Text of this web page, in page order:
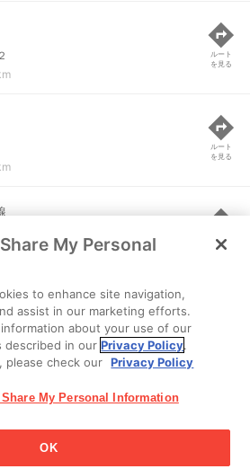
ルート
を見る
ルート
を見る
ルート
を見る
© 2025 Ezaki Glico Co., Ltd.
My Personal
to enhance site navigation,
assist in our marketing efforts.
about your use of our
described in ourPrivacy Policy.
please check our Privacy Policy
My Personal Information
OK